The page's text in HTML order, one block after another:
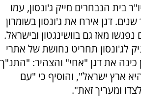
בית הנבחרים מייק ג'ונסון, עמו
דגן אירח את ג'ונסון בשומרון
והשניים נפגשו מאז גם בוושינגטון ובישראל.
לג'ונסון תחריט נחושת של אתרי
כינה את דגן "אחי" והצהיר: "התנ"ך
ארץ ישראל", והוסיף כי "עם
ומעריך זאת".